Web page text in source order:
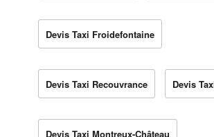
Devis Taxi Froidefontaine
Devis Taxi Recouvrance Devis
Devis Taxi Montreux-Château